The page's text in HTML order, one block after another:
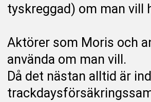
tyskreggad) om man vill
Aktörer som Moris och
använda om man vill.
Då det nästan alltid är